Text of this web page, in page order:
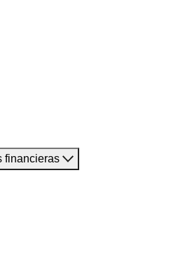
financieras